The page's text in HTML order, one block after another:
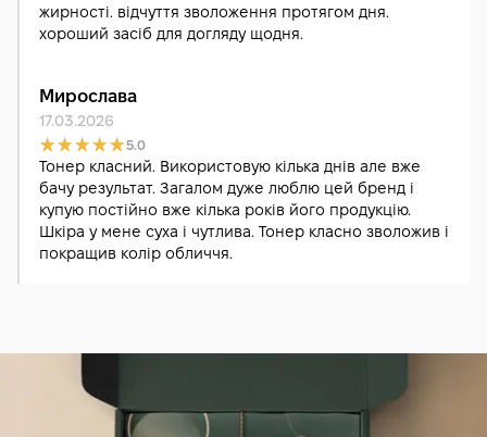
жирності. відчуття зволоження протягом дня.
хороший засіб для догляду щодня.
Мирослава
17.03.2026
5.0
Тонер класний. Використовую кілька днів але вже
бачу результат. Загалом дуже люблю цей бренд і
купую постійно вже кілька років його продукцію.
Шкіра у мене суха і чутлива. Тонер класно зволожив і
покращив колір обличчя.